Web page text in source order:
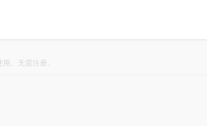
。无需注册。